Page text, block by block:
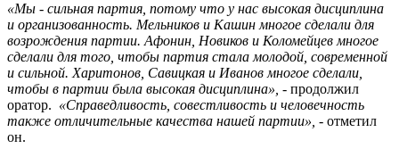
«Мы - сильная партия, потому что у нас высокая дисциплина
и организованность. Мельников и Кашин многое сделали для
возрождения партии. Афонин, Новиков и Коломейцев многое
сделали для того, чтобы партия стала молодой, современной
и сильной. Харитонов, Савицкая и Иванов многое сделали,
чтобы в партии была высокая дисциплина», - продолжил
оратор. «Справедливость, совестливость и человечность
также отличительные качества нашей партии», - отметил
он.